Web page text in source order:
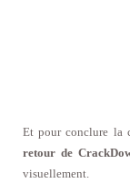
Et pour conclure la
retour de
visuellement.